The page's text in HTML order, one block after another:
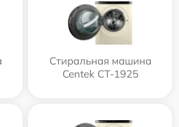
Стиральная машина
Centek CT-1925